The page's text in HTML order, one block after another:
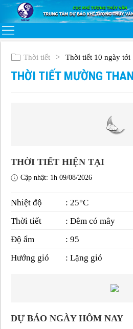
Thời tiết Thời tiết 10 ngày tới
THỜI TIẾT MƯỜNG
THỜI TIẾT HIỆN TẠI
Cập nhật: 1h 09/08/2026
Nhiệt độ
: 25°C
Thời tiết
: Đêm có mây
Độ ẩm
: 95
Hướng gió
: Lặng gió
DỰ BÁO NGÀY HÔM NAY